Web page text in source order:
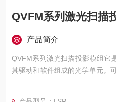
QVFM系列激光扫描
产品简介
QVFM系列激光扫描投影模组它
其驱动和软件组成的光学单元。
nm到1064nm可选。广泛应用于